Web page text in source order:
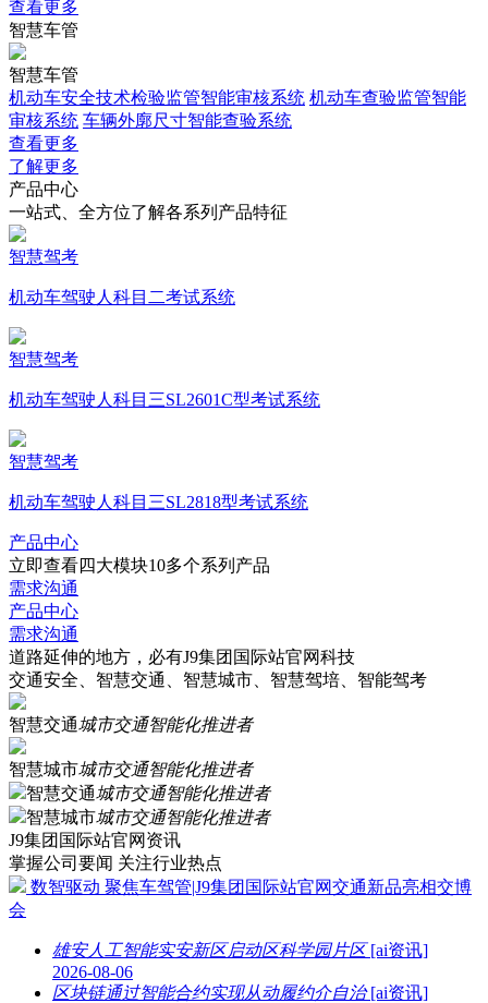
查看更多
智慧车管
智慧车管
机动车安全技术检验监管智能审核系统 机动车查验监管智能
审核系统 车辆外廓尺寸智能查验系统
查看更多
了解更多
产品中心
一站式、全方位了解各系列产品特征
智慧驾考
机动车驾驶人科目二考试系统
智慧驾考
机动车驾驶人科目三SL2601C型考试系统
智慧驾考
机动车驾驶人科目三SL2818型考试系统
产品中心
立即查看四大模块10多个系列产品
需求沟通
产品中心
需求沟通
道路延伸的地方，必有J9集团国际站官网科技
交通安全、智慧交通、智慧城市、智慧驾培、智能驾考
智慧交通城市交通智能化推进者
智慧城市城市交通智能化推进者
智慧交通城市交通智能化推进者
智慧城市城市交通智能化推进者
J9集团国际站官网资讯
掌握公司要闻 关注行业热点
数智驱动 聚焦车驾管|J9集团国际站官网交通新品亮相交博
会
雄安人工智能实安新区启动区科学园片区[ai资讯]
2026-08-06
区块链通过智能合约实现从动履约介自治[ai资讯]